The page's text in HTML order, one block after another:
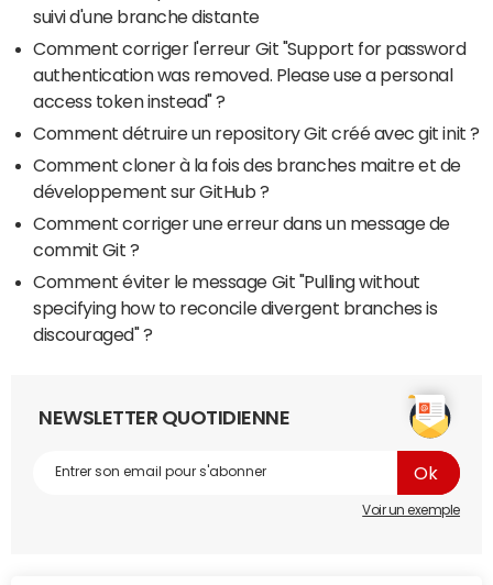
suivi d'une branche distante
Comment corriger l'erreur Git "Support for password
authentication was removed. Please use a personal
access token instead" ?
Comment détruire un repository Git créé avec git init ?
Comment cloner à la fois des branches maitre et de
développement sur GitHub ?
Comment corriger une erreur dans un message de
commit Git ?
Comment éviter le message Git "Pulling without
specifying how to reconcile divergent branches is
discouraged" ?
NEWSLETTER QUOTIDIENNE
Voir un exemple